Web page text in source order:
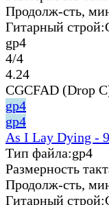
Продолж-сть,
Гитарный строй:
gp4
4/4
4.24
CGCFAD (Drop
gp4
gp4
As I Lay Dying -
Тип файла:gp4
Размерность
Продолж-сть,
Гитарный строй: